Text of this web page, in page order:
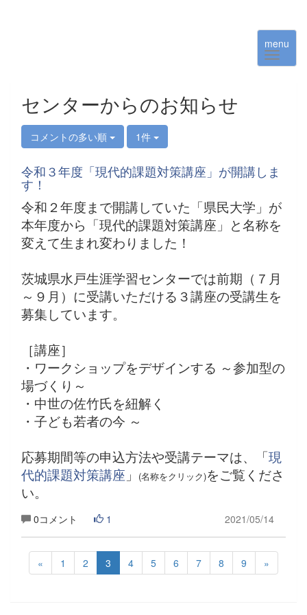
menu
センターからのお知らせ
コメントの多い順 1件
令和３年度「現代的課題対策講座」が開講しま
す！
令和２年度まで開講していた「県民大学」が
本年度から「現代的課題対策講座」と名称を
変えて生まれ変わりました！
茨城県水戸生涯学習センターでは前期（７月
～９月）に受講いただける３講座の受講生を
募集しています。
［講座］
・ワークショップをデザインする ～参加型の
場づくり～
・中世の佐竹氏を紐解く
・子ども若者の今 ～
応募期間等の申込方法や受講テーマは、「現
代的課題対策講座 」 (名称をクリック)をご覧くださ
い。
0コメント 1 2021/05/14
« 1 2 3 4 5 6 7 8 9 »